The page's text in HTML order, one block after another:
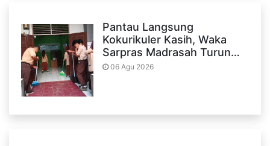
Pantau Langsung
Kokurikuler Kasih, Waka
Sarpras Madrasah Turun…
06 Agu 2026